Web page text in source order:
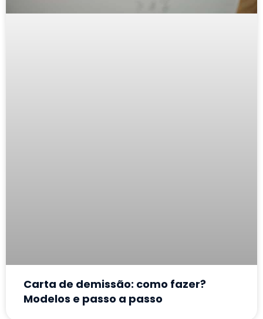
Carta de demissão: como fazer?
Modelos e passo a passo